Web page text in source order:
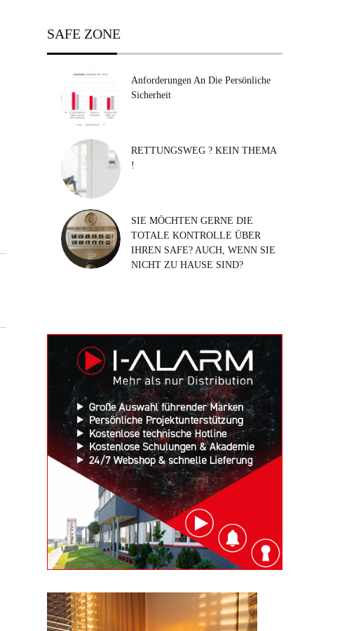
SAFE ZONE
Anforderungen An Die Persönliche
Sicherheit
RETTUNGSWEG ? KEIN THEMA
!
SIE MÖCHTEN GERNE DIE
TOTALE KONTROLLE ÜBER
IHREN SAFE? AUCH, WENN SIE
NICHT ZU HAUSE SIND?